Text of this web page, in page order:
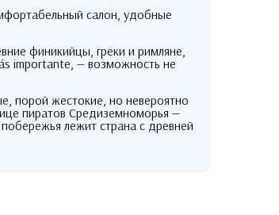
салон, удобные
финикийцы греки и римляне
importante, — возможность не
порой жестокие но невероятно
пиратов Средиземноморья —
лежит страна с древней